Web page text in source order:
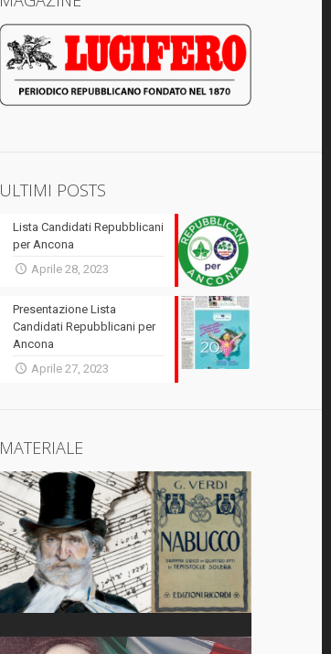
ULTIMI POSTS
Lista Candidati Repubblicani
per Ancona
Aprile 28, 2023
Presentazione Lista
Candidati Repubblicani per
Ancona
Aprile 27, 2023
MATERIALE